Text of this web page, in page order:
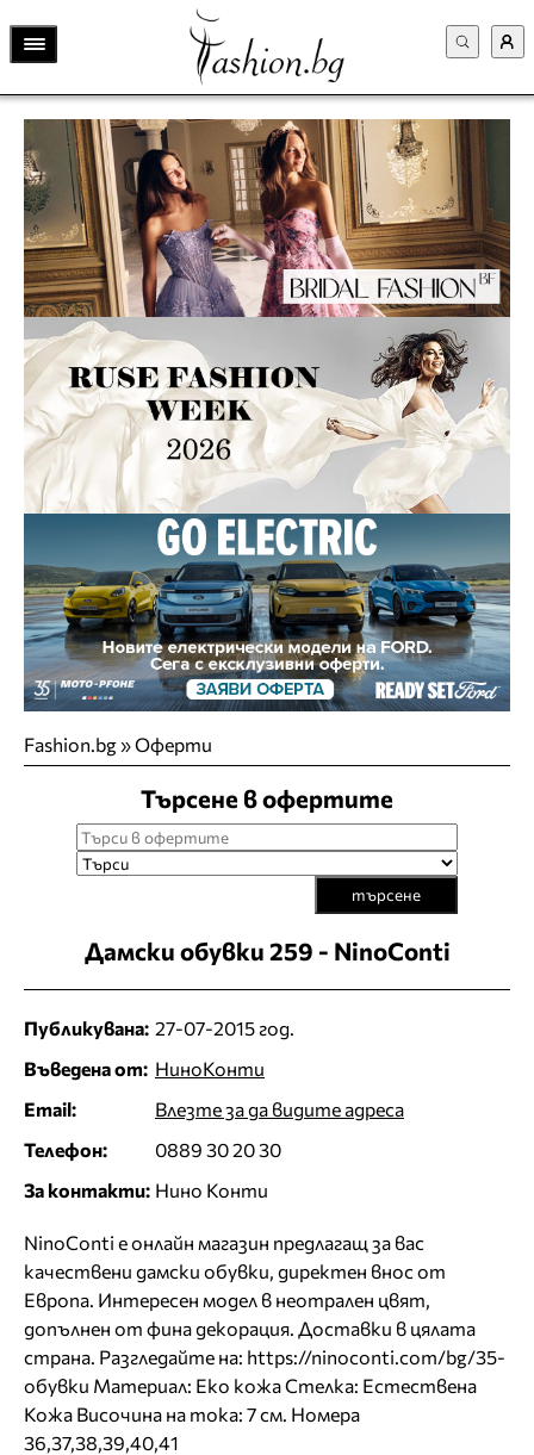
Fashion.bg»Оферти
Търсене в офертите
търсене
Дамски обувки 259 - NinoConti
Публикувана: 27-07-2015 год.
Въведена от: НиноКонти
Email:
Влезте за да видите адреса
Телефон:
0889 30 20 30
За контакти: Нино Конти
NinoConti е онлайн магазин предлагащ за вас
качествени дамски обувки, директен внос от
Европа. Интересен модел в неотрален цвят,
допълнен от фина декорация. Доставки в цялата
страна. Разгледайте на: https://ninoconti.com/bg/35-
обувки Материал: Еко кожа Стелка: Естествена
Кожа Височина на тока: 7 см. Номера
36,37,38,39,40,41